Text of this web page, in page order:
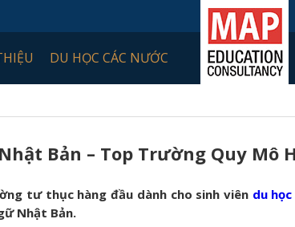
DU HỌC CÁC NƯỚC
Bản – Top Trường Quy Mô
tư thục hàng đầu dành cho sinh viên du
Nhật Bản.